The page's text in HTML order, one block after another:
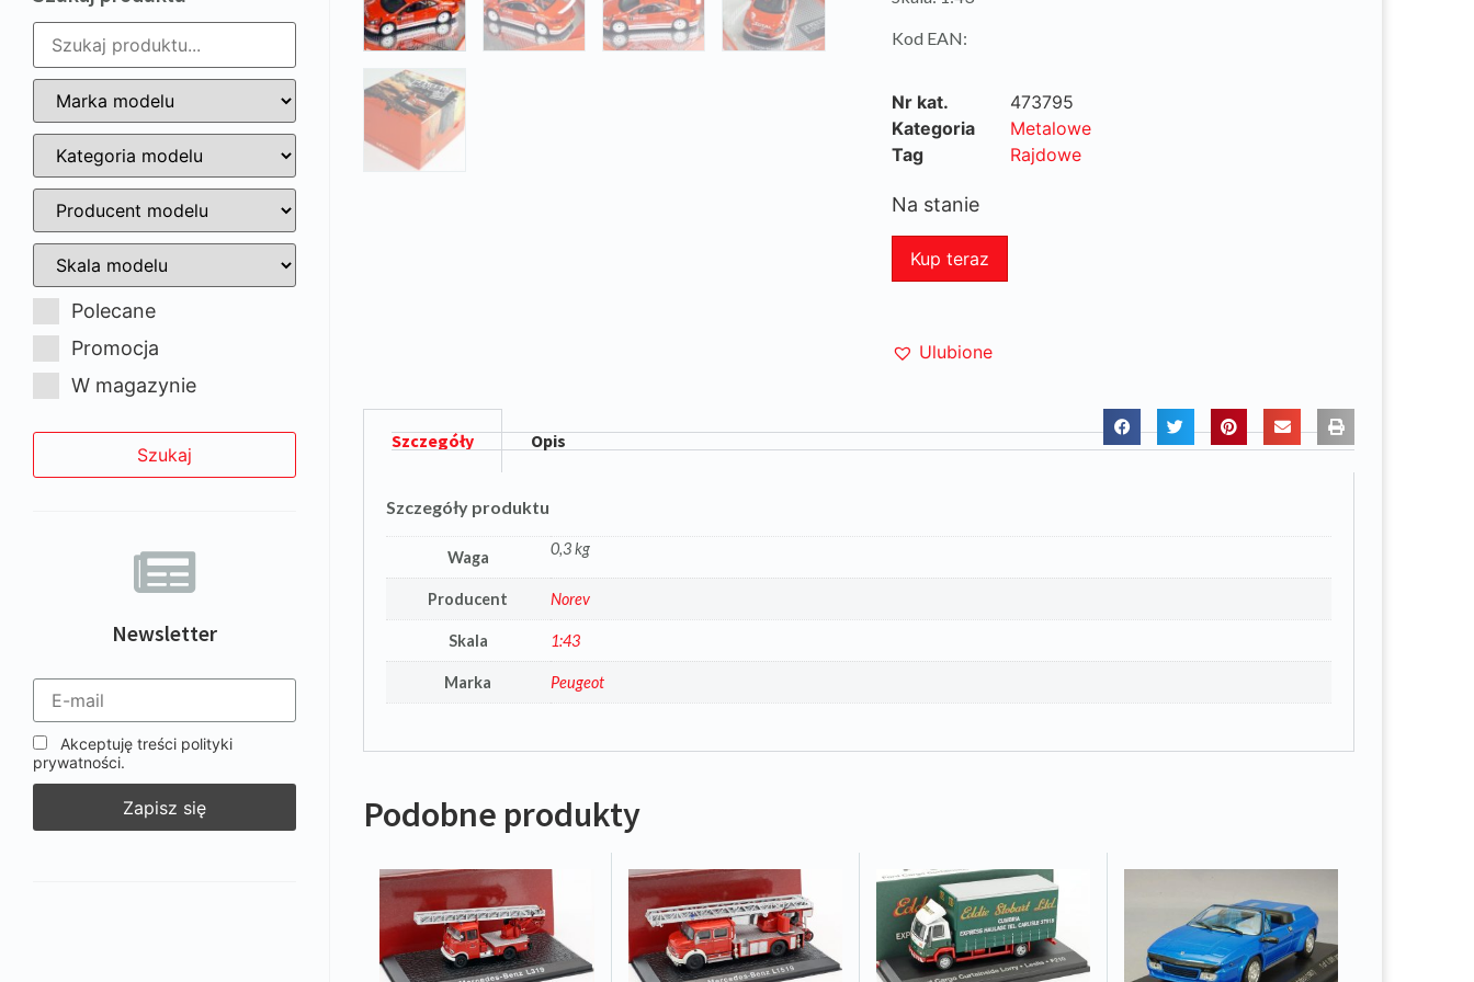
Polecane
Promocja
W magazynie
Newsletter
Akceptuję treści polityki
prywatności.
Kod EAN:
Nr kat.
473795
Kategoria
Metalowe
Tag
Rajdowe
Na stanie
Kup teraz
Ulubione
Szczegóły Opis
Szczegóły produktu
Waga 0,3 kg
Producent Norev
Skala 1:43
Marka Peugeot
Podobne produkty